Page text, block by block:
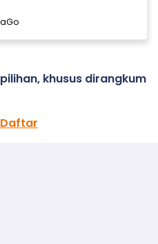
khusus dirangkum
Daftar